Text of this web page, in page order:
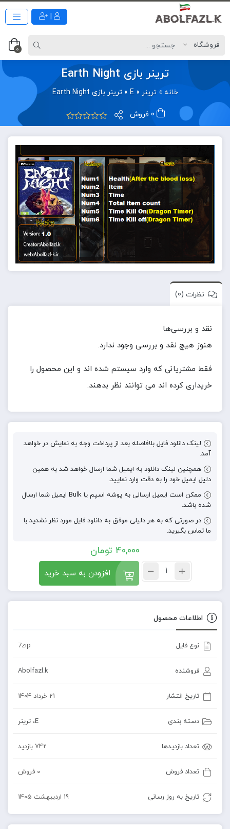
0
ترینر بازی Earth Night
خانه »ترینر »
E
»ترینر بازی Earth Night
نظرات (0)
نقد و بررسی‌ها
هنوز هیچ نقد و بررسی وجود ندارد.
فقط مشتریانی که وارد سیستم شده اند و این محصول را
خریداری کرده اند می توانند نظر بدهند.
لینک دانلود فایل بلافاصله بعد از پرداخت وجه به نمایش در خواهد
آمد.
همچنین لینک دانلود به ایمیل شما ارسال خواهد شد به همین
دلیل ایمیل خود را به دقت وارد نمایید.
ممکن است ایمیل ارسالی به پوشه اسپم یا Bulk ایمیل شما ارسال
شده باشد.
در صورتی که به هر دلیلی موفق به دانلود فایل مورد نظر نشدید با
ما تماس بگیرید.
40,000 تومان
افزودن به سبد خرید
اطلاعات محصول
نوع فایل 7zip
فروشنده Abolfazl.k
تاریخ انتشار 21 خرداد 1404
دسته بندی E، ترینر
تعداد بازدیدها 742 بازدید
تعداد فروش 0 فروش
تاریخ به روز رسانی 19 اردیبهشت 1405